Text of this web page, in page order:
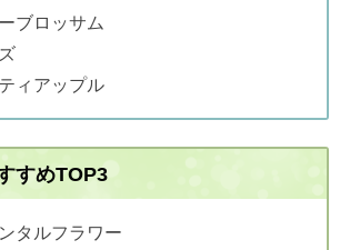
ブロッサム
ィアップル
すめTOP3
タルフラワー